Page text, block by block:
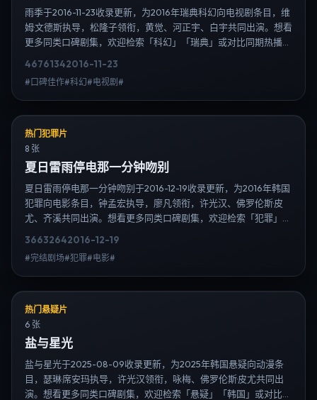
雨季于2016-11-23收录更新，为2016年瑞典科幻向电视剧条目，维
姆·文德斯执导，松隆子领衔，黄觉、河正宇、白宇共同出演。想看
更多同类口碑剧集，欢迎检索「科幻」「瑞典」或对比同期热播榜
剧、韩剧全集、日剧高清等长尾词。
46761342016-11-23
#口碑佳作#科幻#电视剧#
热门犯罪片
8 张
夏日雷雨停电那一分钟吻别
夏日雷雨停电那一分钟吻别于2016-12-19收录更新，为2016年韩国
犯罪向电影条目，钟孟宏执导，廖凡领衔，许光汉、佛罗伦斯·皮
尤、齐溪共同出演。想看更多同类口碑剧集，欢迎检索「犯罪」
载信息，延伸检索日韩电视剧、韩剧全集、日剧高清等长尾词。
36632642016-12-19
#完结剧场#犯罪#电影#
热门悬疑片
6 张
盐与星光
盐与星光于2025-08-09收录更新，为2025年韩国悬疑向动漫条
目，瑟琳·席安玛执导，许光汉领衔，咏梅、佛罗伦斯·皮尤共同出
演。想看更多同类口碑剧集，欢迎检索「悬疑」「韩国」或对比同